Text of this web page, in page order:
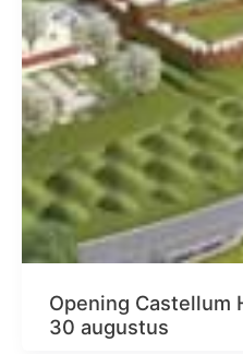
Opening Castellum
30 augustus